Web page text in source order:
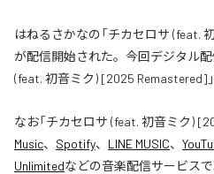
はねるさかなの「チカセロサ (feat.
が配信開始された。今回デジタル
(feat. 初音ミク) [2025 Remastered]
なお「チカセロサ (feat. 初音ミク)
Music、 Spotify、 LINE MUSIC、
Unlimitedなどの音楽配信サービス